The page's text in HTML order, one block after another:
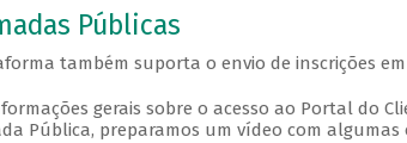
Públicas
também suporta o envio de inscrições
gerais sobre o acesso ao Portal do
Pública, preparamos um vídeo com algumas